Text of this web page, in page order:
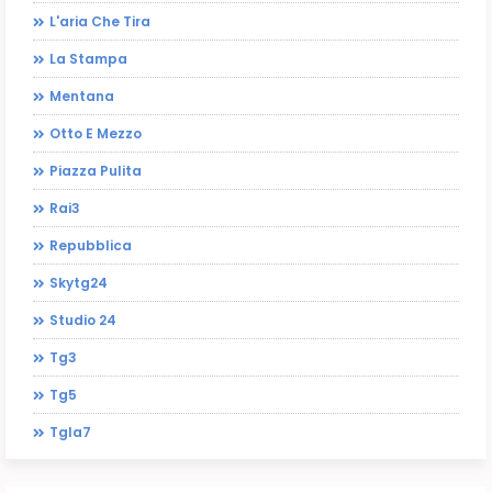
L'aria Che Tira
La Stampa
Mentana
Otto E Mezzo
Piazza Pulita
Rai3
Repubblica
Skytg24
Studio 24
Tg3
Tg5
Tgla7